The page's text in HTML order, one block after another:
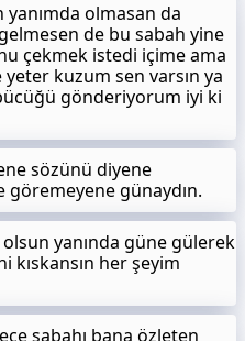
olmasan da
de bu sabah yine
çekmek istedi içime ama
kuzum sen varsın ya
gönderiyorum iyi ki
sözünü diyene
günaydın.
yanında güne gülerek
kıskansın her şeyim
sabahı bana özleten